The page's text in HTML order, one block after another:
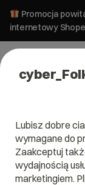
Promocja
internetowy
Lubisz dobre
wymagane do
Zaakceptuj
wydajnością
marketingiem.